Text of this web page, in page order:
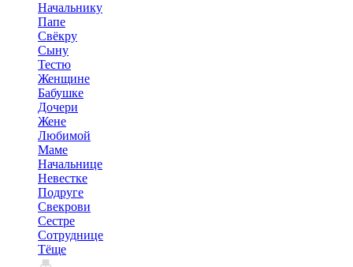
Начальнику
Папе
Свёкру
Сыну
Тестю
Женщине
Бабушке
Дочери
Жене
Любимой
Маме
Начальнице
Невестке
Подруге
Свекрови
Сестре
Сотруднице
Тёще